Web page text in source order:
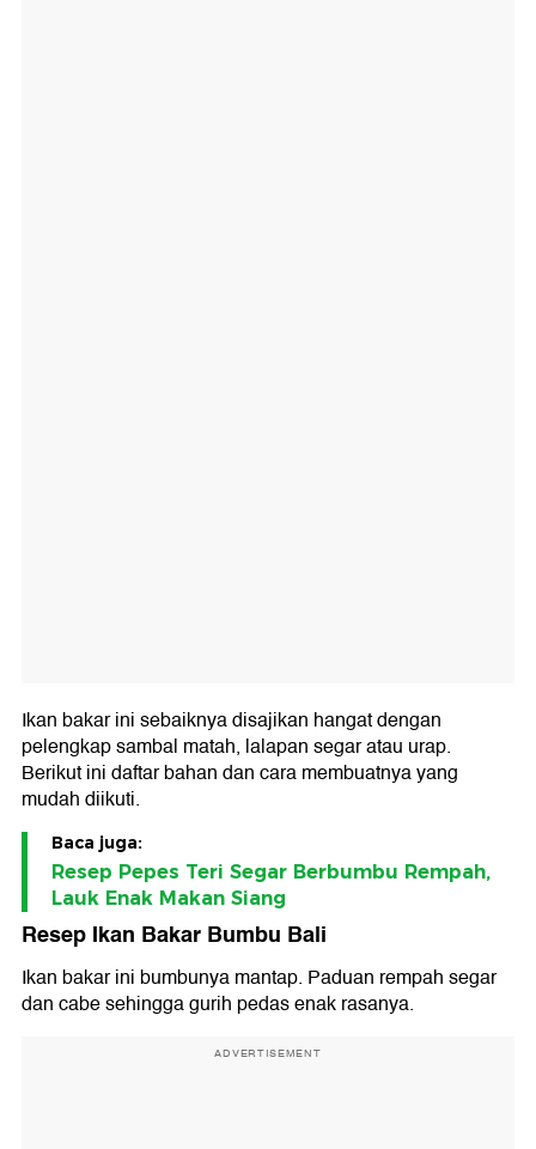
Ikan bakar ini sebaiknya disajikan hangat dengan
pelengkap sambal matah, lalapan segar atau urap.
Berikut ini daftar bahan dan cara membuatnya yang
mudah diikuti.
Baca juga:
Resep Pepes Teri Segar Berbumbu Rempah,
Lauk Enak Makan Siang
Resep Ikan Bakar Bumbu Bali
Ikan bakar ini bumbunya mantap. Paduan rempah segar
dan cabe sehingga gurih pedas enak rasanya.
ADVERTISEMENT